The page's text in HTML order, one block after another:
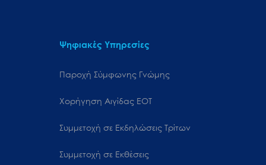
Ψηφιακές Υπηρεσίες
Παροχή Σύμφωνης Γνώμης
Χορήγηση Αιγίδας ΕΟΤ
Συμμετοχή σε Εκδηλώσεις Τρίτων
Συμμετοχή σε Εκθέσεις